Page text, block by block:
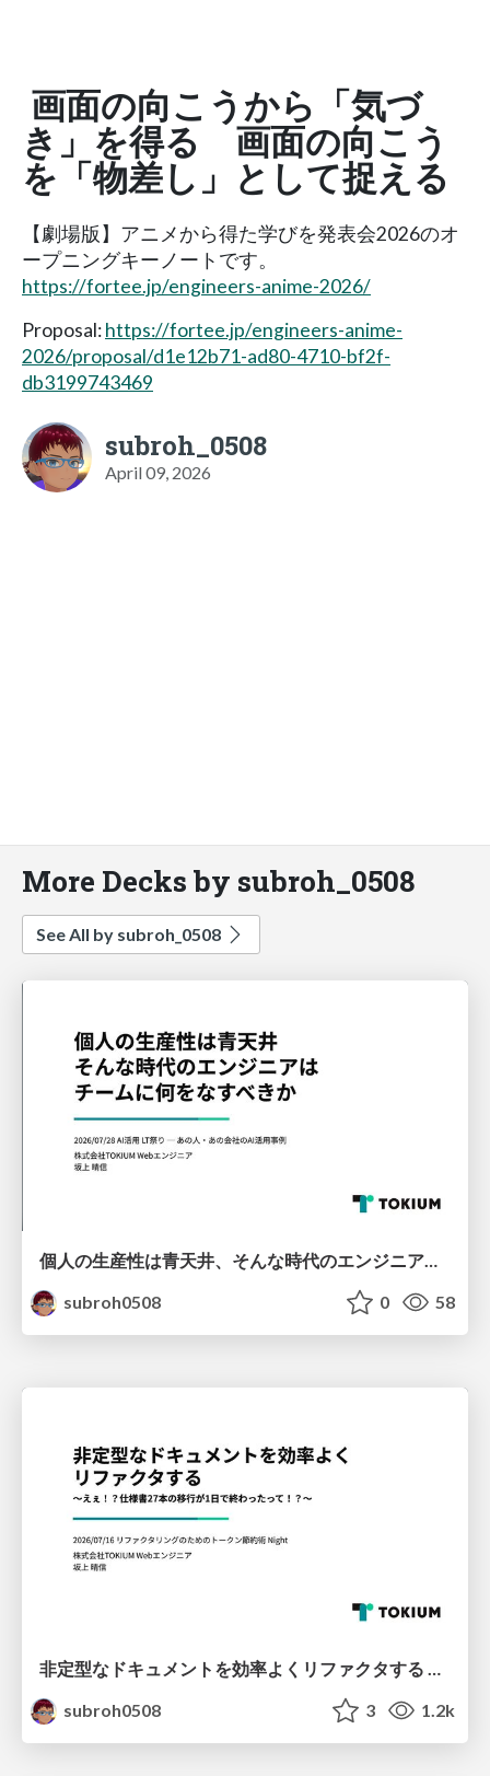
画面の向こうから「気づ
き」を得る 画面の向こう
を「物差し」として捉える
【劇場版】アニメから得た学びを発表会2026のオ
ープニングキーノートです。
https://fortee.jp/engineers-anime-2026/
Proposal:https://fortee.jp/engineers-anime-
2026/proposal/d1e12b71-ad80-4710-bf2f-
db3199743469
subroh_0508
April 09, 2026
More Decks by subroh_0508
See All by subroh_0508
個人の生産性は青天井、そんな時代のエンジニアはチームに何をなすべきか
subroh0508
0 58
subroh0508
3 1.2k